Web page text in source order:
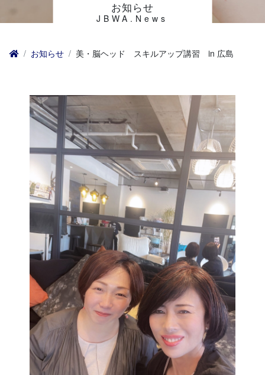
お知らせ
JBWA.News
お知らせ 美・脳ヘッド スキルアップ講習 in 広島